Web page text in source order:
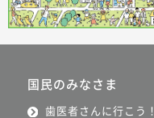
国民のみなさま
歯医者さんに行こう！